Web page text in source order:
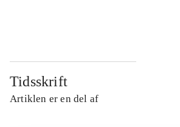
Tidsskrift
Artiklen er en del af